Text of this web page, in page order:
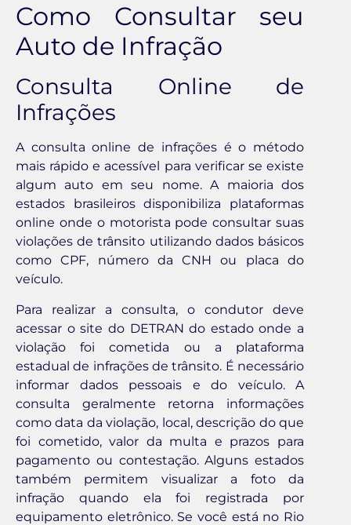
Como Consultar seu
Auto de Infração
Consulta Online de
Infrações
A consulta online de infrações é o método
mais rápido e acessível para verificar se existe
algum auto em seu nome. A maioria dos
estados brasileiros disponibiliza plataformas
online onde o motorista pode consultar suas
violações de trânsito utilizando dados básicos
como CPF, número da CNH ou placa do
veículo.
Para realizar a consulta, o condutor deve
acessar o site do DETRAN do estado onde a
violação foi cometida ou a plataforma
estadual de infrações de trânsito. É necessário
informar dados pessoais e do veículo. A
consulta geralmente retorna informações
como data da violação, local, descrição do que
foi cometido, valor da multa e prazos para
pagamento ou contestação. Alguns estados
também permitem visualizar a foto da
infração quando ela foi registrada por
equipamento eletrônico. Se você está no Rio